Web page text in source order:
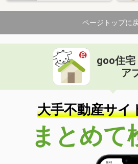
価 格
5.50万円
専有面積 26.8m²
間取り
1K
岡山県岡山市北区島田本町１丁目
価 格
岡山県岡山市
専有面積
21.23m²
間取り
1K
岡山県岡山市中区八幡
5.20万円
ページトップに
goo住宅
ア
大手不動産サイ
まとめて